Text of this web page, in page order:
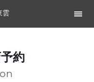
雲
約